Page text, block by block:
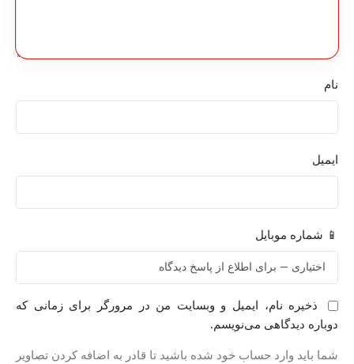
نام
ایمیل
📱 شماره موبایل
ذخیره نام، ایمیل و وبسایت من در مرورگر برای زمانی که
دوباره دیدگاهی می‌نویسم.
شما باید وارد حساب خود شده باشید تا قادر به اضافه کردن تصاویر